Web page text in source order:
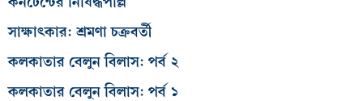
সাক্ষাৎকার: শ্রমণা চক্রবর্তী
কলকাতার বেলুন বিলাস: পর্ব ২
কলকাতার বেলুন বিলাস: পর্ব ১